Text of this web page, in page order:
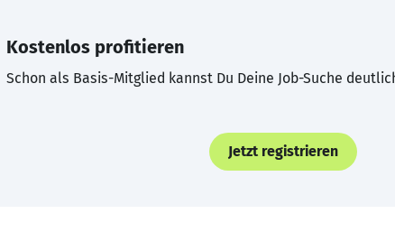
Kostenlos profitieren
Schon als Basis-Mitglied kannst Du Deine Job-Suche
Jetzt registrieren